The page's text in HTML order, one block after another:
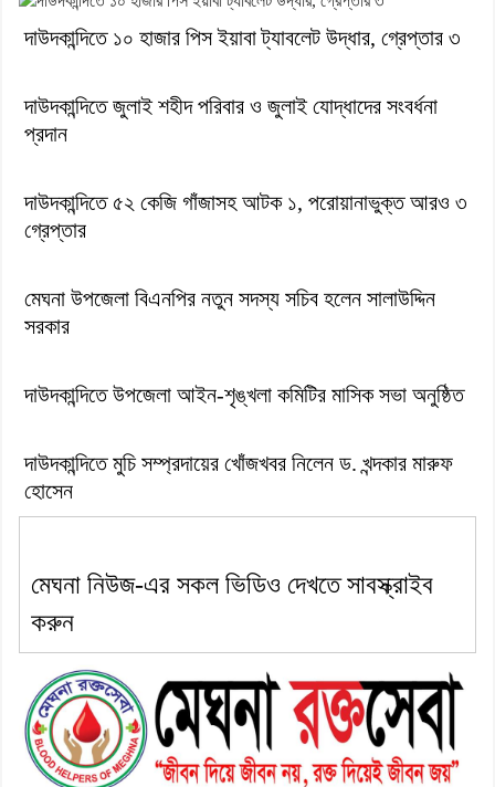
দাউদকান্দিতে ১০ হাজার পিস ইয়াবা ট্যাবলেট উদ্ধার, গ্রেপ্তার ৩
দাউদকান্দিতে জুলাই শহীদ পরিবার ও জুলাই যোদ্ধাদের সংবর্ধনা
প্রদান
দাউদকান্দিতে ৫২ কেজি গাঁজাসহ আটক ১, পরোয়ানাভুক্ত আরও ৩
গ্রেপ্তার
মেঘনা উপজেলা বিএনপির নতুন সদস্য সচিব হলেন সালাউদ্দিন
সরকার
দাউদকান্দিতে উপজেলা আইন-শৃঙ্খলা কমিটির মাসিক সভা অনুষ্ঠিত
দাউদকান্দিতে মুচি সম্প্রদায়ের খোঁজখবর নিলেন ড. খন্দকার মারুফ
হোসেন
মেঘনা নিউজ-এর সকল ভিডিও দেখতে সাবস্ক্রাইব
করুন